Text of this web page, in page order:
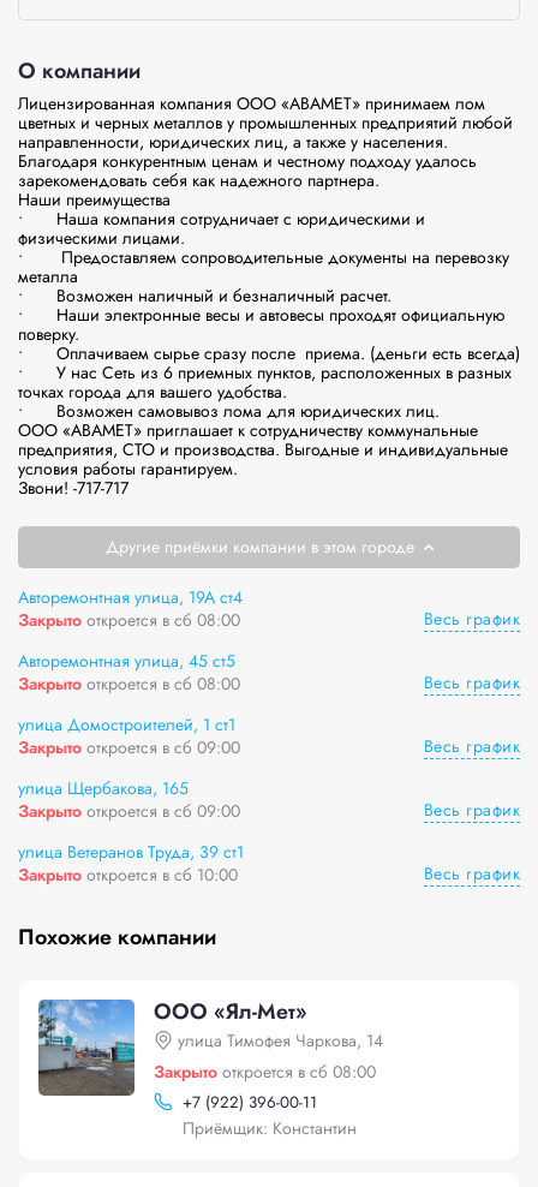
О компании
Лицензированная компания ООО «АВАМЕТ» принимаем лом
цветных и черных металлов у промышленных предприятий любой
направленности, юридических лиц, а также у населения.
Благодаря конкурентным ценам и честному подходу удалось
зарекомендовать себя как надежного партнера.
Наши преимущества
•	Наша компания сотрудничает с юридическими и
физическими лицами.
•	 Предоставляем сопроводительные документы на перевозку
металла
•	Возможен наличный и безналичный расчет.
•	Наши электронные весы и автовесы проходят официальную
поверку.
•	Оплачиваем сырье сразу после  приема. (деньги есть всегда)
•	У нас Сеть из 6 приемных пунктов, расположенных в разных
точках города для вашего удобства.
•	Возможен самовывоз лома для юридических лиц.
ООО «АВАМЕТ» приглашает к сотрудничеству коммунальные
предприятия, СТО и производства. Выгодные и индивидуальные
условия работы гарантируем.
Звони! -717-717
Другие приёмки компании в этом городе
Авторемонтная улица, 19А ст4
Закрыто откроется в сб 08:00
Весь график
Авторемонтная улица, 45 ст5
Закрыто откроется в сб 08:00
Весь график
улица Домостроителей, 1 ст1
Закрыто откроется в сб 09:00
Весь график
улица Щербакова, 165
Закрыто откроется в сб 09:00
Весь график
улица Ветеранов Труда, 39 ст1
Закрыто откроется в сб 10:00 Весь график
Похожие компании
ООО «Ял-Мет»
улица Тимофея Чаркова, 14
Закрыто откроется в сб 08:00
+7 (922) 396-00-11
Приёмщик: Константин